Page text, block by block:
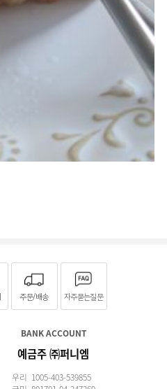
주문/배송 자주묻는질문
BANK ACCOUNT
예금주 ㈜퍼니엠
우리 1005-403-539855